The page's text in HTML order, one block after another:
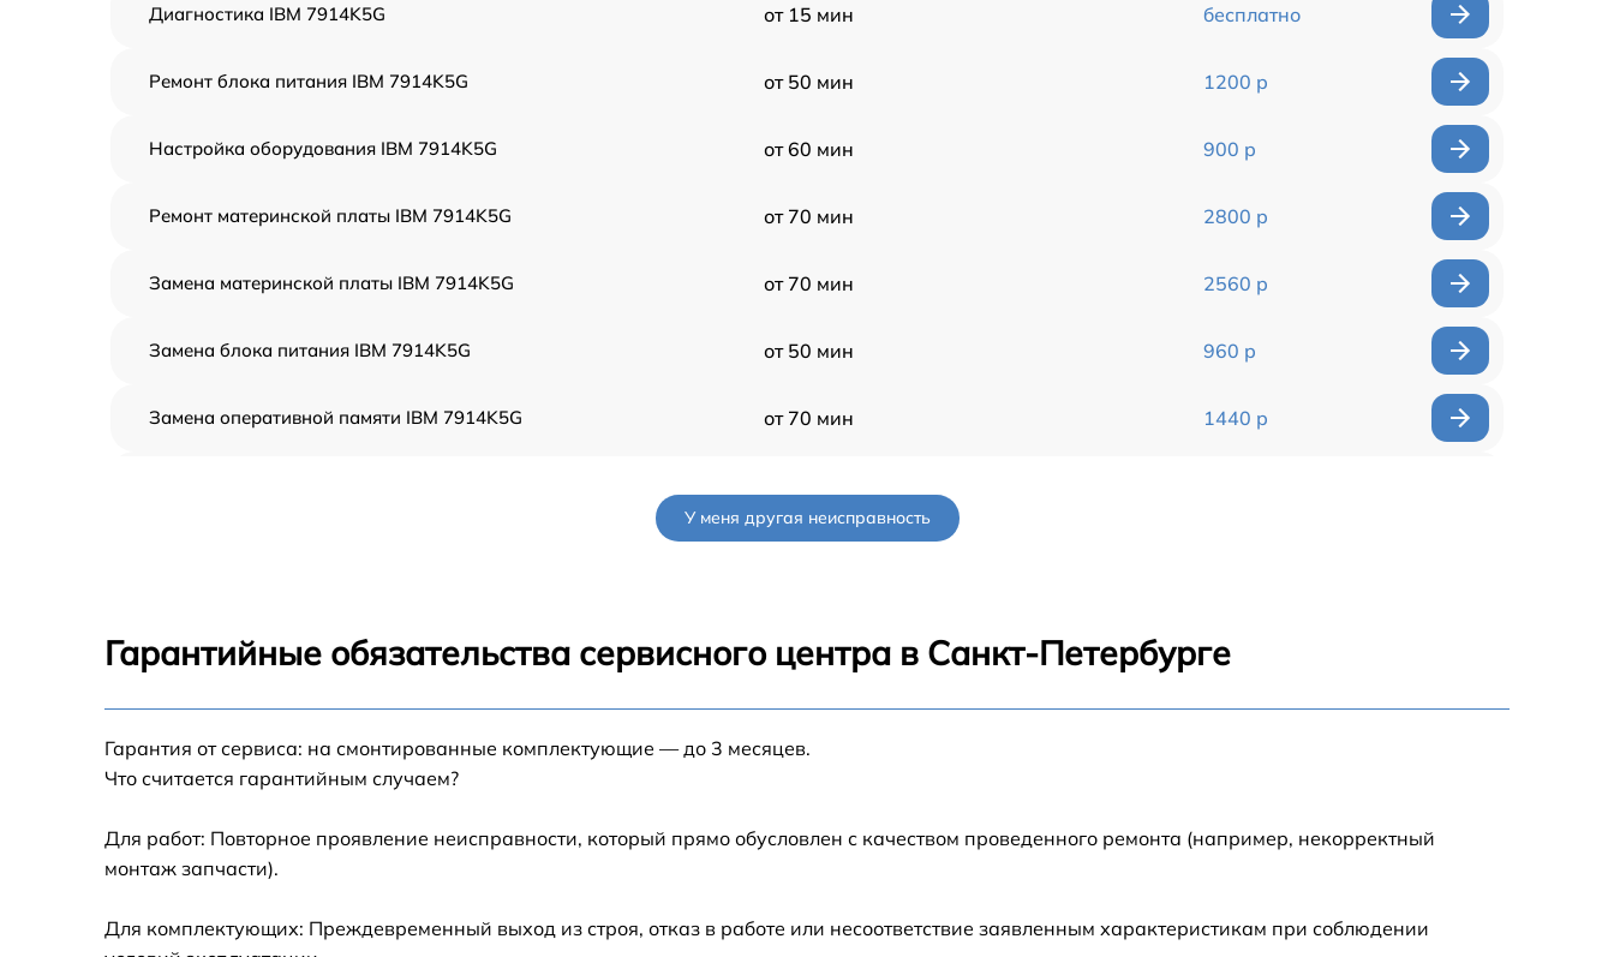
Диагностика IBM 7914K5G от 15 мин бесплатно
Ремонт блока питания IBM 7914K5G от 50 мин 1200 р
Настройка оборудования IBM 7914K5G от 60 мин 900 р
Ремонт материнской платы IBM 7914K5G от 70 мин 2800 р
Замена материнской платы IBM 7914K5G от 70 мин 2560 р
Замена блока питания IBM 7914K5G от 50 мин 960 р
Замена оперативной памяти IBM 7914K5G от 70 мин 1440 р
Ремонт СХД IBM 7914K5G от 100 мин
Ремонт и диагностика ленточного
У меня другая неисправность
Гарантийные обязательства сервисного центра в Санкт-Петербурге
Гарантия от сервиса: на смонтированные комплектующие — до 3 месяцев.
Что считается гарантийным случаем?
Для работ: Повторное проявление неисправности, который прямо обусловлен с качеством проведенного ремонта (например, некорректный
монтаж запчасти).
Для комплектующих: Преждевременный выход из строя, отказ в работе или несоответствие заявленным характеристикам при соблюдении